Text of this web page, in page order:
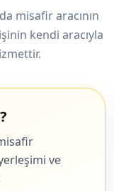
misafir aracının
kendi aracıyla
ve